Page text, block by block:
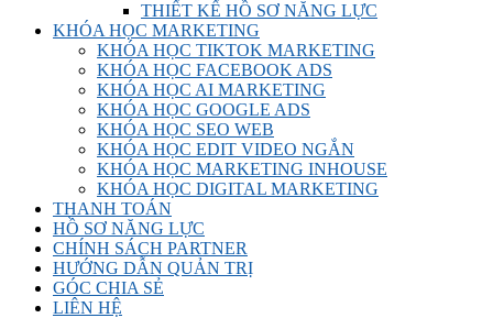
THIẾT KẾ HỒ SƠ NĂNG LỰC
KHÓA HỌC MARKETING
KHÓA HỌC TIKTOK MARKETING
KHÓA HỌC FACEBOOK ADS
KHÓA HỌC AI MARKETING
KHÓA HỌC GOOGLE ADS
KHÓA HỌC SEO WEB
KHÓA HỌC EDIT VIDEO NGẮN
KHÓA HỌC MARKETING INHOUSE
KHÓA HỌC DIGITAL MARKETING
THANH TOÁN
HỒ SƠ NĂNG LỰC
CHÍNH SÁCH PARTNER
HƯỚNG DẪN QUẢN TRỊ
GÓC CHIA SẺ
LIÊN HỆ